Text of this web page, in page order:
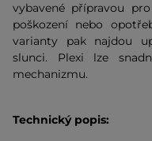
vybavené přípravou pro
poškození nebo
varianty pak najdou
slunci. Plexi lze
mechanizmu.
Technický popis: